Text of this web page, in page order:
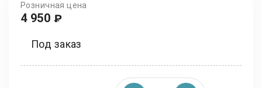
Розничная цена
4 950 ₽
Под заказ